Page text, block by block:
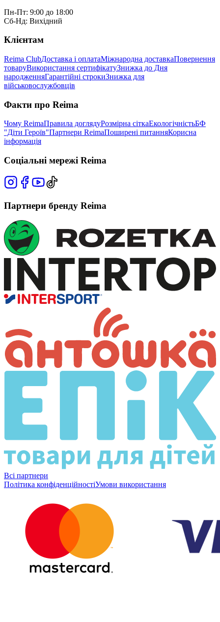
Пн-Пт: 9:00 до 18:00
Сб-Нд: Вихідний
Клієнтам
Reima ClubДоставка і оплатаМіжнародна доставкаПовернення
товаруВикористання сертифікатуЗнижка до Дня
народженняГарантійні строкиЗнижка для
військовослужбовців
Факти про Reima
Чому ReimaПравила доглядуРозмірна сіткаЕкологічністьБФ
"Діти Героїв"Партнери ReimaПоширені питанняКорисна
інформація
Соціальні мережі Reima
Партнери бренду Reima
Всі партнери
Політика конфіденційностіУмови використання